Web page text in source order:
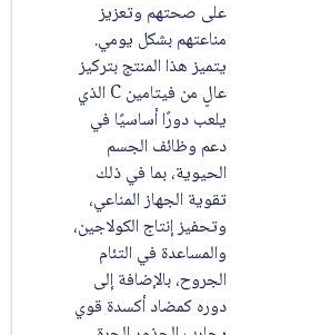
على صحتهم وتعزيز
مناعتهم بشكل يومي.
يتميز هذا المنتج بتركيز
عالٍ من فيتامين C الذي
يلعب دورًا أساسيًا في
دعم وظائف الجسم
الحيوية، بما في ذلك
تقوية الجهاز المناعي،
وتحفيز إنتاج الكولاجين،
والمساعدة في التئام
الجروح، بالإضافة إلى
دوره كمضاد أكسدة قوي